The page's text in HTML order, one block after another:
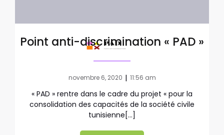
Point anti-discrimination « PAD »
novembre 6, 2020 | 11:56 am
« PAD » rentre dans le cadre du projet « pour la
consolidation des capacités de la société civile
tunisienne[…]